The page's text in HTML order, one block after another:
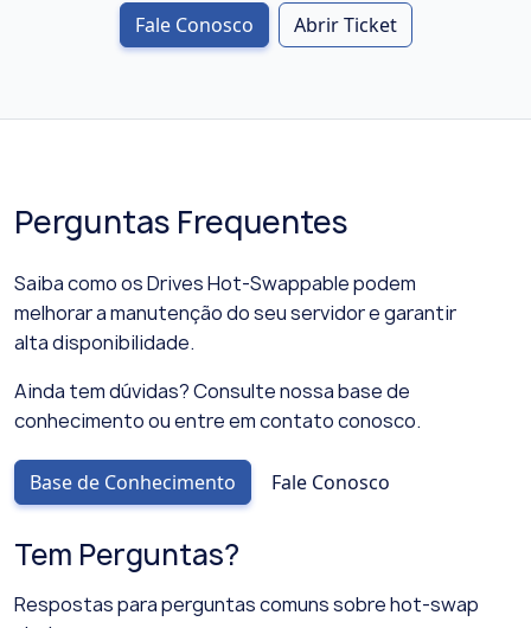
Fale Conosco Abrir Ticket
Perguntas Frequentes
Saiba como os Drives Hot-Swappable podem
melhorar a manutenção do seu servidor e garantir
alta disponibilidade.
Ainda tem dúvidas? Consulte nossa base de
conhecimento ou entre em contato conosco.
Base de Conhecimento Fale Conosco
Tem Perguntas?
Respostas para perguntas comuns sobre hot-swap